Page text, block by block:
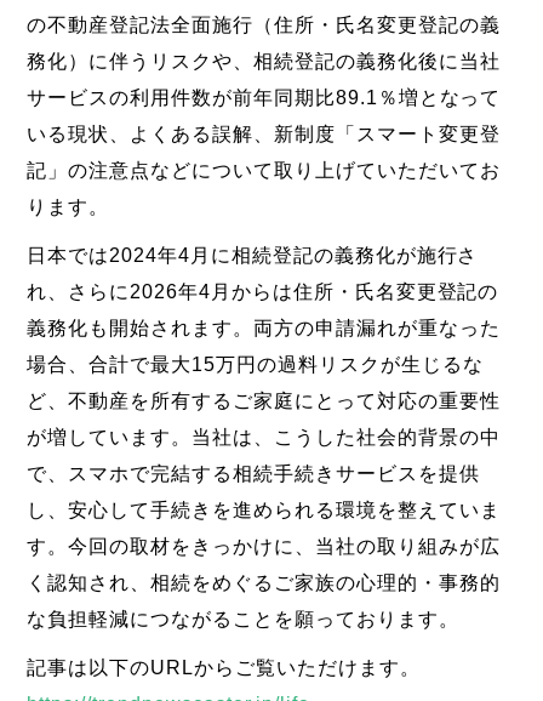
の不動産登記法全面施行（住所・氏名変更登記の義
務化）に伴うリスクや、相続登記の義務化後に当社
サービスの利用件数が前年同期比89.1％増となって
いる現状、よくある誤解、新制度「スマート変更登
記」の注意点などについて取り上げていただいてお
ります。
日本では2024年4月に相続登記の義務化が施行さ
れ、さらに2026年4月からは住所・氏名変更登記の
義務化も開始されます。両方の申請漏れが重なった
場合、合計で最大15万円の過料リスクが生じるな
ど、不動産を所有するご家庭にとって対応の重要性
が増しています。当社は、こうした社会的背景の中
で、スマホで完結する相続手続きサービスを提供
し、安心して手続きを進められる環境を整えていま
す。今回の取材をきっかけに、当社の取り組みが広
く認知され、相続をめぐるご家族の心理的・事務的
な負担軽減につながることを願っております。
記事は以下のURLからご覧いただけます。